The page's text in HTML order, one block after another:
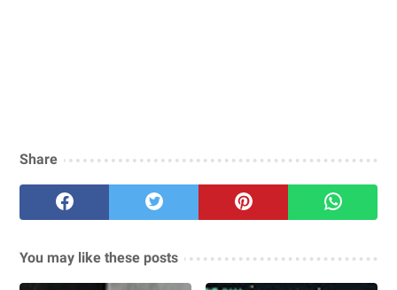
Share
You may like these posts